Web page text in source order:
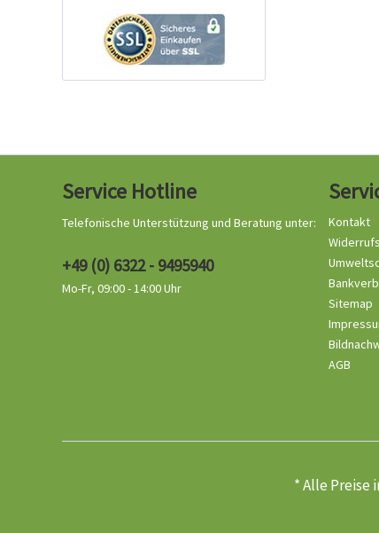
Service Hotline
Telefonische Unterstützung und Beratung unter:
+49 (0) 6322 - 9495940
Mo-Fr, 09:00 - 14:00 Uhr
Kontakt
Sitemap
AGB
* Alle Preise